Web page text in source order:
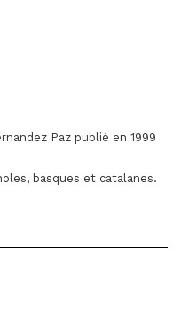
Paz publié en 1999
basques et catalanes.